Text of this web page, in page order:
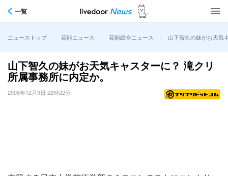
一覧
ニューストップ > 芸能ニュース > 芸能総合ニュース > 山下智久の妹がお天気
山下智久の妹がお天気キャスターに？ 滝クリ
所属事務所に内定か。
2008年12月3日 22時22分